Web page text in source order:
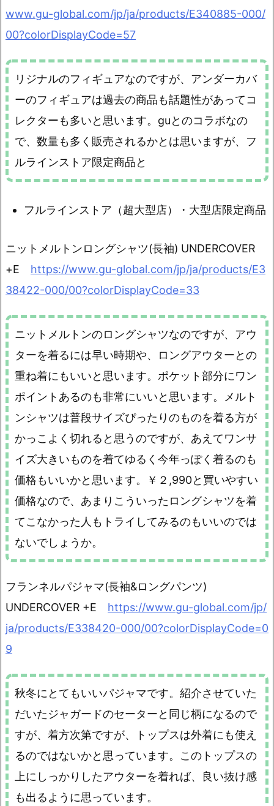
www.gu-global.com/jp/ja/products/E340885-000/
00?colorDisplayCode=57
リジナルのフィギュアなのですが、アンダーカバ
ーのフィギュアは過去の商品も話題性があってコ
レクターも多いと思います。guとのコラボなの
で、数量も多く販売されるかとは思いますが、フ
ルラインストア限定商品と
フルラインストア（超大型店）・大型店限定商品
ニットメルトンロングシャツ(長袖) UNDERCOVER
+E
https://www.gu-global.com/jp/ja/products/E3
38422-000/00?colorDisplayCode=33
ニットメルトンのロングシャツなのですが、アウ
ターを着るには早い時期や、ロングアウターとの
重ね着にもいいと思います。ポケット部分にワン
ポイントあるのも非常にいいと思います。メルト
ンシャツは普段サイズぴったりのものを着る方が
かっこよく切れると思うのですが、あえてワンサ
イズ大きいものを着てゆるく今年っぽく着るのも
価格もいいかと思います。￥２,990と買いやすい
価格なので、あまりこういったロングシャツを着
てこなかった人もトライしてみるのもいいのでは
ないでしょうか。
フランネルパジャマ(長袖&ロングパンツ)
UNDERCOVER +E
https://www.gu-global.com/jp/
ja/products/E338420-000/00?colorDisplayCode=0
9
秋冬にとてもいいパジャマです。紹介させていた
だいたジャガードのセーターと同じ柄になるので
すが、着方次第ですが、トップスは外着にも使え
るのではないかと思っています。このトップスの
上にしっかりしたアウターを着れば、良い抜け感
も出るように思っています。